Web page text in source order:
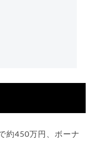
約450万円、ボーナ